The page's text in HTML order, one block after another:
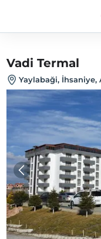
Vadi Termal
Yaylabaği, İhsaniye,